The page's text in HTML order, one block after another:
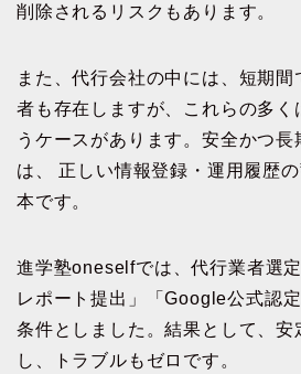
削除されるリスクもあります。
また、代行会社の中には、短期間
者も存在しますが、これらの多く
うケースがあります。安全かつ長
は、 正しい情報登録・運用履歴
本です。
進学塾oneselfでは、代行業者選
レポート提出」「Google公式認
条件としました。結果として、安
し、トラブルもゼロです。